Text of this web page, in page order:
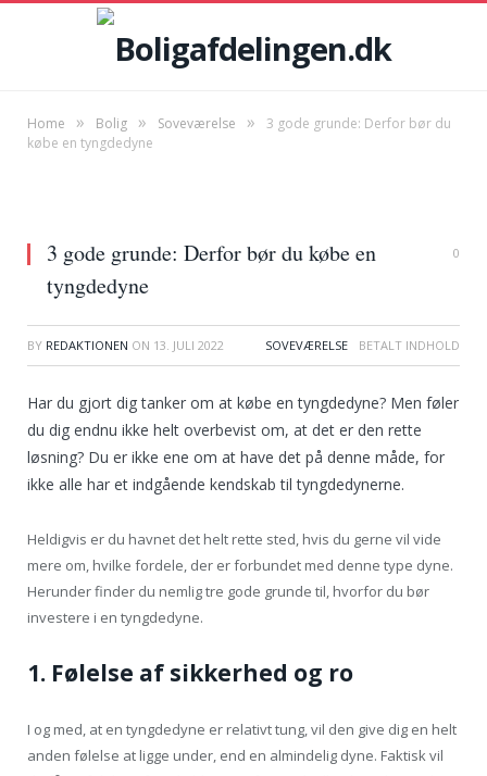
Home » Bolig » Soveværelse »
3 gode grunde: Derfor bør du
købe en tyngdedyne
3 gode grunde: Derfor bør du købe en
tyngdedyne
0
BY REDAKTIONEN ON 13. JULI 2022 SOVEVÆRELSE
Har du gjort dig tanker om at købe en tyngdedyne? Men føler
du dig endnu ikke helt overbevist om, at det er den rette
løsning? Du er ikke ene om at have det på denne måde, for
ikke alle har et indgående kendskab til tyngdedynerne.
Heldigvis er du havnet det helt rette sted, hvis du gerne vil vide
mere om, hvilke fordele, der er forbundet med denne type dyne.
Herunder finder du nemlig tre gode grunde til, hvorfor du bør
investere i en tyngdedyne.
1. Følelse af sikkerhed og ro
I og med, at en tyngdedyne er relativt tung, vil den give dig en helt
anden følelse at ligge under, end en almindelig dyne. Faktisk vil